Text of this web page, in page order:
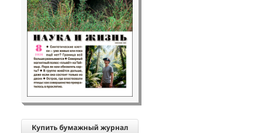
Купить бумажный журнал